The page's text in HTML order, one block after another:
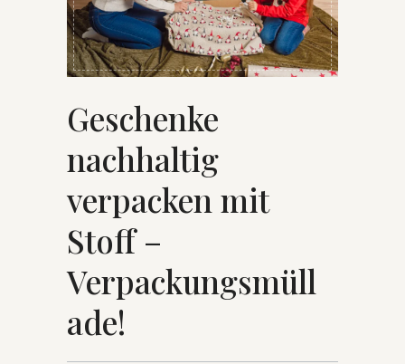
Geschenke
nachhaltig
verpacken mit
Stoff –
Verpackungsmüll
ade!